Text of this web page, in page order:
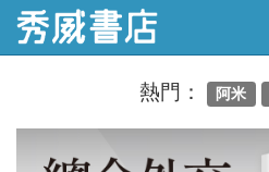
熱門： 阿米